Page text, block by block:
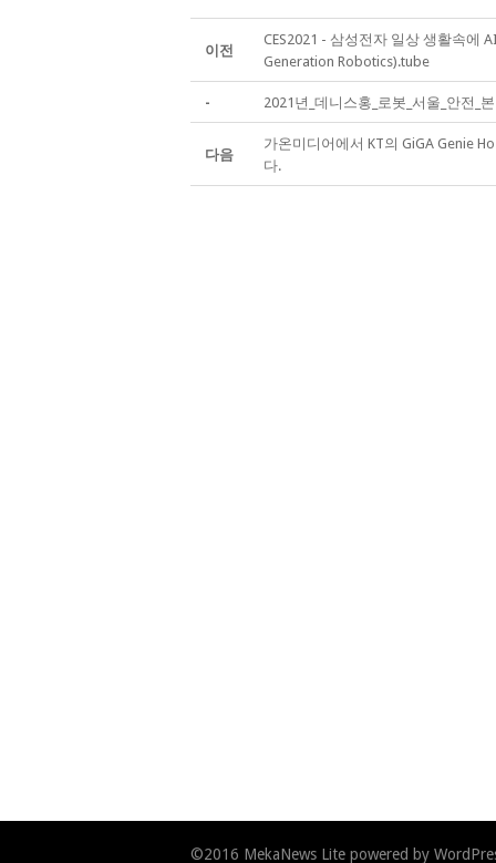
이전
CES2021 - 삼성전자 일상 생활속에
Generation Robotics).tube
- 2021년_데니스홍_로봇_서울_안전_
다음
가온미디어에서 KT의 GiGA Genie
다.
©2016 MekaNews Lite powered by